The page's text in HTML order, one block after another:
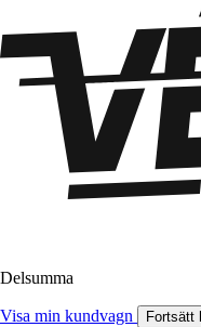
Delsumma
Visa min kundvagn Fortsätt